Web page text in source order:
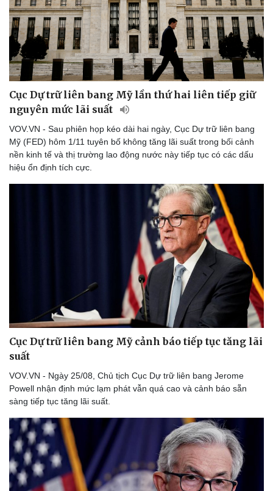
Bóng đá
Lịch thi đấu bóng đá
Thế giới thể thao
eSports
Hậu trường
Ô tô - Xe máy
Ô tô
Xe máy
Tư vấn
Cục Dự trữ liên bang Mỹ lần thứ hai liên tiếp giữ
nguyên mức lãi suất
VOV.VN - Sau phiên họp kéo dài hai ngày, Cục Dự trữ liên bang
Mỹ (FED) hôm 1/11 tuyên bố không tăng lãi suất trong bối cảnh
nền kinh tế và thị trường lao động nước này tiếp tục có các dấu
hiệu ổn định tích cực.
Cục Dự trữ liên bang Mỹ cảnh báo tiếp tục tăng lãi
suất
VOV.VN - Ngày 25/08, Chủ tịch Cục Dự trữ liên bang Jerome
Powell nhận định mức lạm phát vẫn quá cao và cảnh báo sẵn
sàng tiếp tục tăng lãi suất.